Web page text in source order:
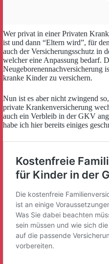
Wer privat in einer Privaten
ist und dann “Eltern wird”, für
auch der Versicherungsschutz in
welcher eine Anpassung bedarf.
Neugeborenennachversicherung
kranke Kinder zu versichern.
Nun ist es aber nicht zwingend
private Krankenversicherung
auch ein Verbleib in der GKV
habe ich hier bereits einiges